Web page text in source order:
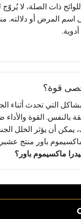
ذات الصلة، لا
اسم المرض أو دلالته.
قوة؟
التي تحدث أثناء
القوة والأداء
يمكن أن يؤثر الخلل
باور منتج
ماكسيموم باور؟
ويُنتج في منشآت نظيفة
من المنتجات التي
في السوق، ويُنتج